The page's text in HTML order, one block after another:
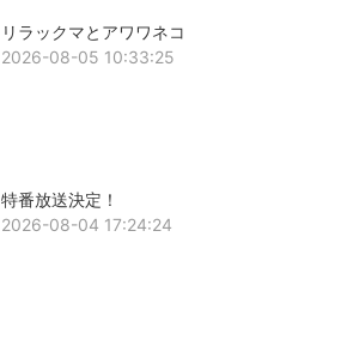
リラックマとアワワネコ
2026-08-05 10:33:25
特番放送決定！
2026-08-04 17:24:24